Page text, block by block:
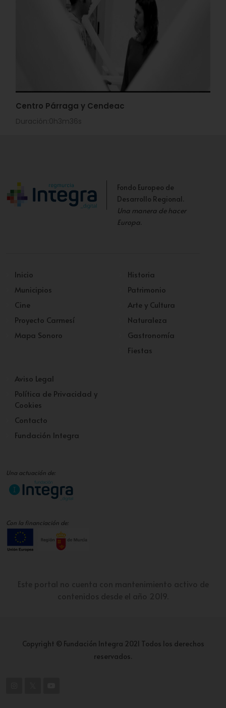
Centro Párraga y Cendeac
Duración:0h3m36s
Fondo Europeo de
Desarrollo Regional.
Una manera de hacer
Europa.
Inicio
Municipios
Cine
Proyecto Carmesí
Mapa Sonoro
Historia
Patrimonio
Arte y Cultura
Naturaleza
Gastronomía
Fiestas
Aviso Legal
Política de Privacidad y
Cookies
Contacto
Fundación Integra
Una actuación de:
Con la financiación de:
Copyright © Fundación Integra 2021 Todos los derechos
reservados.